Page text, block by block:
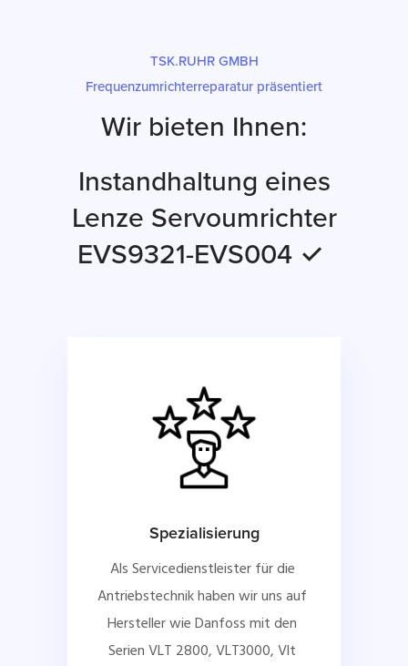
TSK.RUHR GMBH
Frequenzumrichterreparatur präsentiert
Wir bieten Ihnen:
Instandhaltung eines
Lenze Servoumrichter
EVS9321-EVS004 ✓
Spezialisierung
Als Servicedienstleister für die
Antriebstechnik haben wir uns auf
Hersteller wie Danfoss mit den
Serien VLT 2800, VLT3000, Vlt